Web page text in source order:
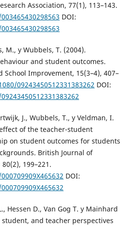
Association, 77(1), 113–143.
DOI:
M., y Wubbels, T. (2004).
and student outcomes.
School Improvement, 15(3–4), 407–
09243450512331383262 DOI:
J., Wubbels, T., y Veldman, I.
of the teacher-student
on student outcomes for students
British Journal of
199–221.
DOI:
Hessen D., Van Gog T. y Mainhard
and teacher perspectives